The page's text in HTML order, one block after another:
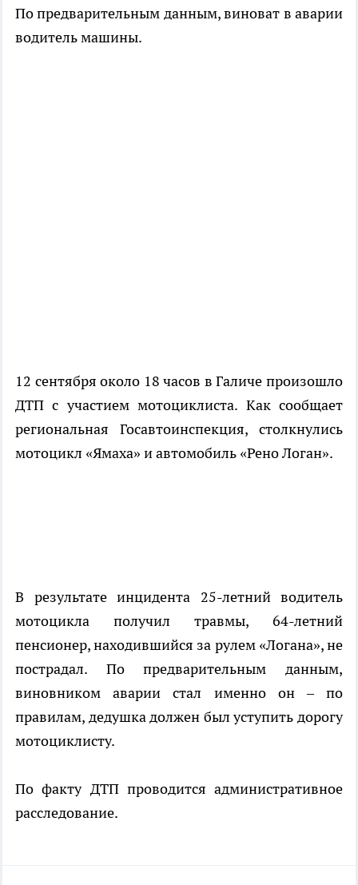
По предварительным данным, виноват в аварии
водитель машины.
12 сентября около 18 часов в Галиче произошло
ДТП с участием мотоциклиста. Как сообщает
региональная Госавтоинспекция, столкнулись
мотоцикл «Ямаха» и автомобиль «Рено Логан».
В результате инцидента 25-летний водитель
мотоцикла получил травмы, 64-летний
пенсионер, находившийся за рулем «Логана», не
пострадал. По предварительным данным,
виновником аварии стал именно он – по
правилам, дедушка должен был уступить дорогу
мотоциклисту.
По факту ДТП проводится административное
расследование.